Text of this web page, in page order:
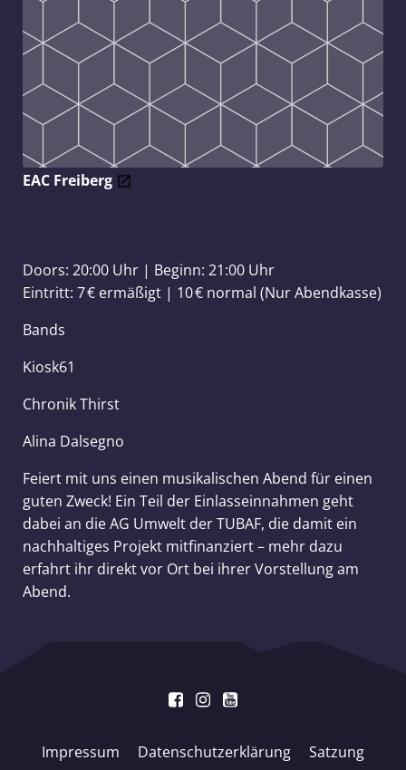
EAC Freiberg
Doors: 20:00 Uhr | Beginn: 21:00 Uhr
Eintritt: 7 € ermäßigt | 10 € normal (Nur Abendkasse)
Bands
Kiosk61
Chronik Thirst
Alina Dalsegno
Feiert mit uns einen musikalischen Abend für einen
guten Zweck! Ein Teil der Einlasseinnahmen geht
dabei an die AG Umwelt der TUBAF, die damit ein
nachhaltiges Projekt mitfinanziert – mehr dazu
erfahrt ihr direkt vor Ort bei ihrer Vorstellung am
Abend.
Impressum Datenschutzerklärung Satzung